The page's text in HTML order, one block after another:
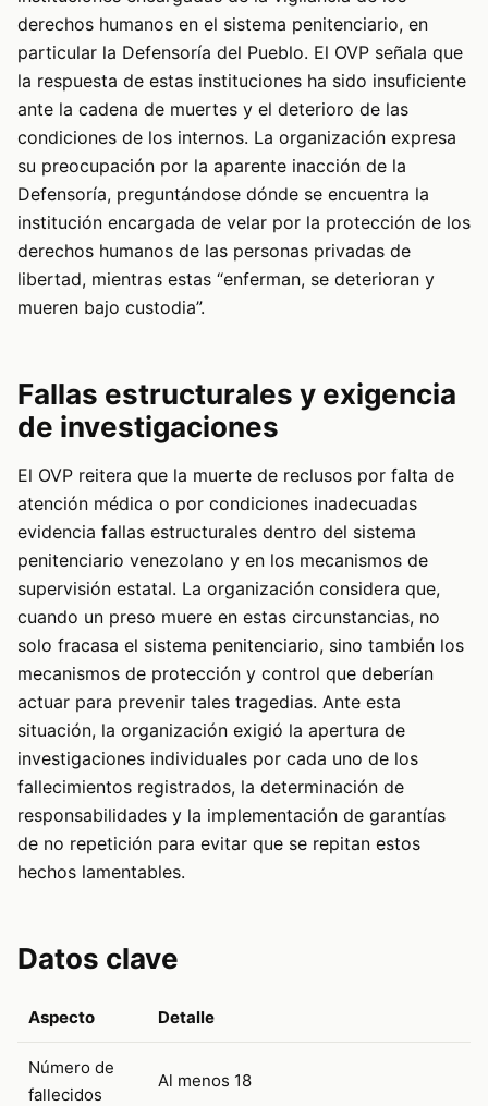
derechos humanos en el sistema penitenciario, en
particular la Defensoría del Pueblo. El OVP señala que
la respuesta de estas instituciones ha sido insuficiente
ante la cadena de muertes y el deterioro de las
condiciones de los internos. La organización expresa
su preocupación por la aparente inacción de la
Defensoría, preguntándose dónde se encuentra la
institución encargada de velar por la protección de los
derechos humanos de las personas privadas de
libertad, mientras estas “enferman, se deterioran y
mueren bajo custodia”.
Fallas estructurales y exigencia
de investigaciones
El OVP reitera que la muerte de reclusos por falta de
atención médica o por condiciones inadecuadas
evidencia fallas estructurales dentro del sistema
penitenciario venezolano y en los mecanismos de
supervisión estatal. La organización considera que,
cuando un preso muere en estas circunstancias, no
solo fracasa el sistema penitenciario, sino también los
mecanismos de protección y control que deberían
actuar para prevenir tales tragedias. Ante esta
situación, la organización exigió la apertura de
investigaciones individuales por cada uno de los
fallecimientos registrados, la determinación de
responsabilidades y la implementación de garantías
de no repetición para evitar que se repitan estos
hechos lamentables.
Datos clave
Aspecto Detalle
Número de
fallecidos
Al menos 18